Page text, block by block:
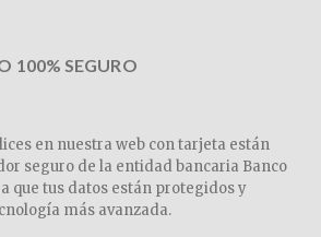
100% SEGURO
en nuestra web con tarjeta están
seguro de la entidad bancaria Banco
que tus datos están protegidos y
más avanzada.